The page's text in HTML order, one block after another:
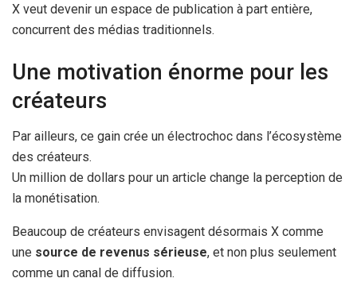
X veut devenir un espace de publication à part entière,
concurrent des médias traditionnels.
Une motivation énorme pour les
créateurs
Par ailleurs, ce gain crée un électrochoc dans l’écosystème
des créateurs.
Un million de dollars pour un article change la perception de
la monétisation.
Beaucoup de créateurs envisagent désormais X comme
une source de revenus sérieuse, et non plus seulement
comme un canal de diffusion.